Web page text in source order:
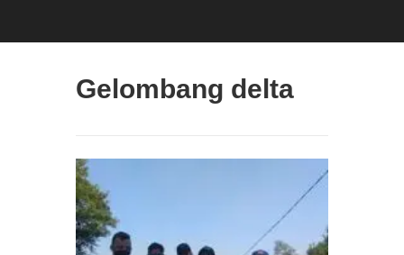
Gelombang delta